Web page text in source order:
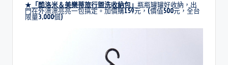
★ 「酷洛米＆美樂蒂旅行盥洗收納包」 瓶瓶罐罐好收納，出
門在外漂漂亮亮一包搞定。加價購159元，(價值500元，全台
限量3,000個)